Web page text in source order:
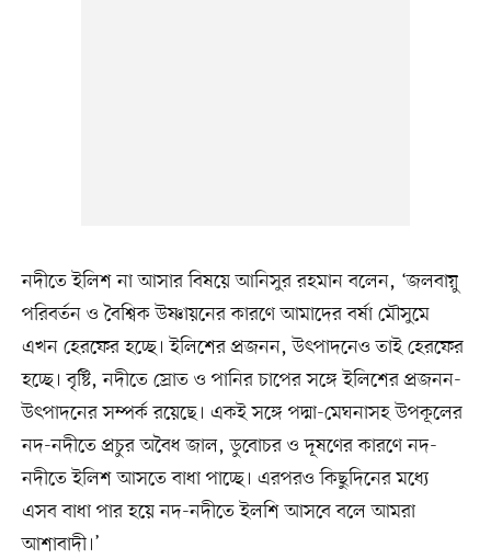
নদীতে ইলিশ না আসার বিষয়ে আনিসুর রহমান বলেন, ‘জলবায়ু
পরিবর্তন ও বৈশ্বিক উষ্ণায়নের কারণে আমাদের বর্ষা মৌসুমে
এখন হেরফের হচ্ছে। ইলিশের প্রজনন, উৎপাদনেও তাই হেরফের
হচ্ছে। বৃষ্টি, নদীতে স্রোত ও পানির চাপের সঙ্গে ইলিশের প্রজনন-
উৎপাদনের সম্পর্ক রয়েছে। একই সঙ্গে পদ্মা-মেঘনাসহ উপকূলের
নদ-নদীতে প্রচুর অবৈধ জাল, ডুবোচর ও দূষণের কারণে নদ-
নদীতে ইলিশ আসতে বাধা পাচ্ছে। এরপরও কিছুদিনের মধ্যে
এসব বাধা পার হয়ে নদ-নদীতে ইলশি আসবে বলে আমরা
আশাবাদী।’